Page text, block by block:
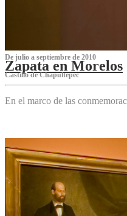
De julio a septiembre de 2010
Zapata en Morelos
Castillo de Chapultepec
En el marco de las